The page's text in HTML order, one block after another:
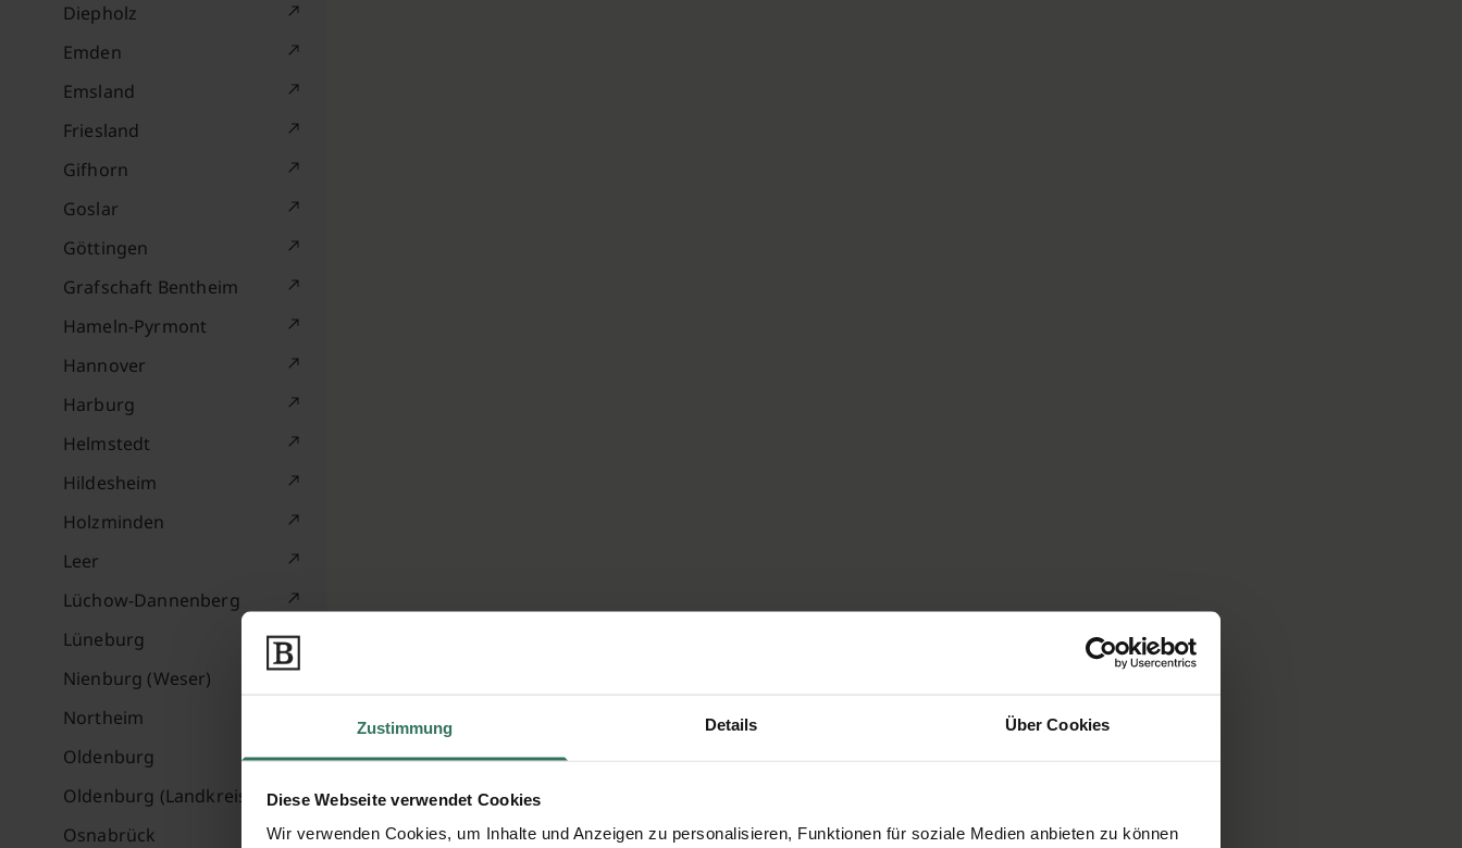
Zustimmung Details Über Cookies
Diese Webseite verwendet Cookies
Wir verwenden Cookies, um Inhalte und Anzeigen zu personalisieren, Funktionen für soziale Medien anbieten zu können
Diepholz
Emden
Emsland
Friesland
Gifhorn
Goslar
Göttingen
Grafschaft Bentheim
Hameln-Pyrmont
Hannover
Harburg
Helmstedt
Hildesheim
Holzminden
Leer
Lüchow-Dannenberg
Lüneburg
Nienburg (Weser)
Northeim
Oldenburg
Oldenburg (Landkreis)
Osnabrück